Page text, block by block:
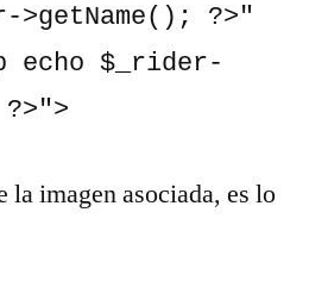
>getName(); ?>"
echo $_rider-
la imagen asociada, es lo